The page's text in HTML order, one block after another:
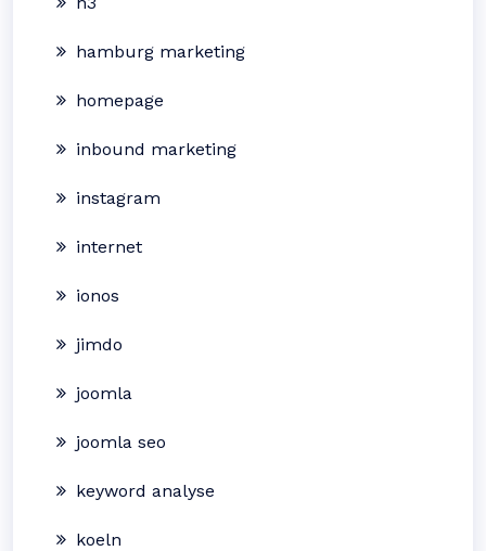
hamburg marketing
homepage
inbound marketing
instagram
internet
ionos
jimdo
joomla
joomla seo
keyword analyse
koeln